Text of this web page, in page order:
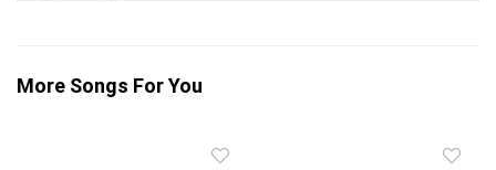
More Songs For You